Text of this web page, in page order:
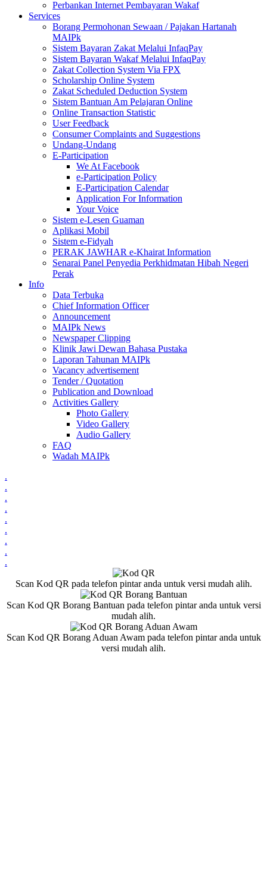
Perbankan Internet Pembayaran Wakaf
Services
Borang Permohonan Sewaan / Pajakan Hartanah
MAIPk
Sistem Bayaran Zakat Melalui InfaqPay
Sistem Bayaran Wakaf Melalui InfaqPay
Zakat Collection System Via FPX
Scholarship Online System
Zakat Scheduled Deduction System
Sistem Bantuan Am Pelajaran Online
Online Transaction Statistic
User Feedback
Consumer Complaints and Suggestions
Undang-Undang
E-Participation
We At Facebook
e-Participation Policy
E-Participation Calendar
Application For Information
Your Voice
Sistem e-Lesen Guaman
Aplikasi Mobil
Sistem e-Fidyah
PERAK JAWHAR e-Khairat Information
Senarai Panel Penyedia Perkhidmatan Hibah Negeri
Perak
Info
Data Terbuka
Chief Information Officer
Announcement
MAIPk News
Newspaper Clipping
Klinik Jawi Dewan Bahasa Pustaka
Laporan Tahunan MAIPk
Vacancy advertisement
Tender / Quotation
Publication and Download
Activities Gallery
Photo Gallery
Video Gallery
Audio Gallery
FAQ
Wadah MAIPk
.
.
.
.
.
.
.
.
.
Scan Kod QR pada telefon pintar anda untuk versi mudah alih.
Scan Kod QR Borang Bantuan pada telefon pintar anda untuk versi
mudah alih.
Scan Kod QR Borang Aduan Awam pada telefon pintar anda untuk
versi mudah alih.